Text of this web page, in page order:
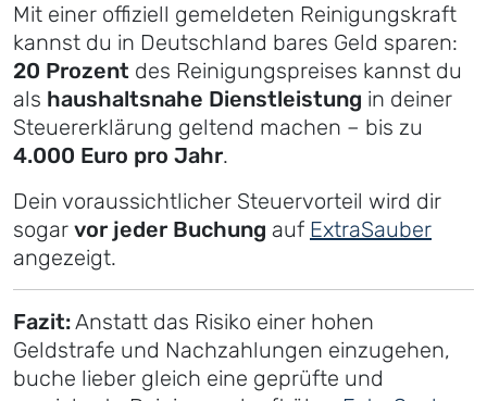
Mit einer offiziell gemeldeten Reinigungskraft
kannst du in Deutschland bares Geld sparen:
20 Prozent des Reinigungspreises kannst du
als haushaltsnahe Dienstleistung in deiner
Steuererklärung geltend machen – bis zu
4.000 Euro pro Jahr.
Dein voraussichtlicher Steuervorteil wird dir
sogar vor jeder Buchung auf ExtraSauber
angezeigt.
Fazit:Anstatt das Risiko einer hohen
Geldstrafe und Nachzahlungen einzugehen,
buche lieber gleich eine geprüfte und